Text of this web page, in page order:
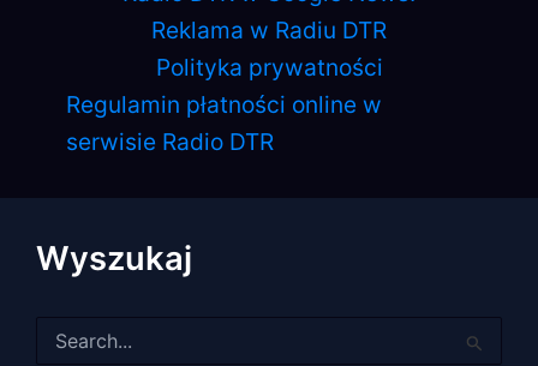
Reklama w Radiu DTR
Polityka prywatności
Regulamin płatności online w
serwisie Radio DTR
Wyszukaj
dla: